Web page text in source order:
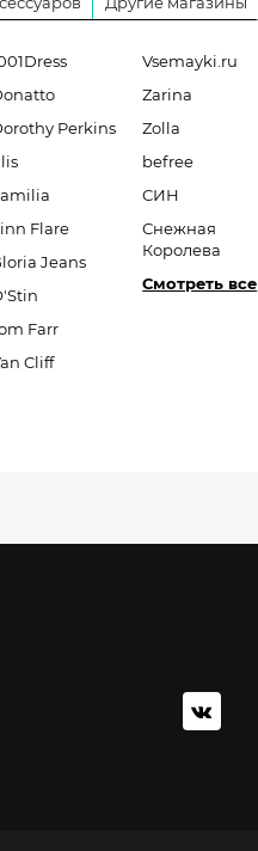
Perkins
Flare
Jeans
Farr
Cliff
Vsemayki.ru
Zarina
Zolla
befree
СИН
Снежная
Королева
Смотреть все